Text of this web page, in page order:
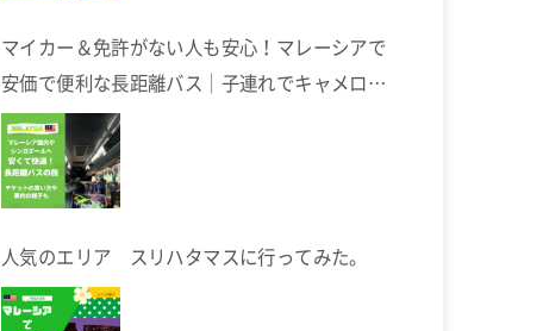
マイカー＆免許がない人も安心！マレーシアで
安価で便利な長距離バス｜子連れでキャメロン
ハイランドへ
人気のエリア スリハタマスに行ってみた。